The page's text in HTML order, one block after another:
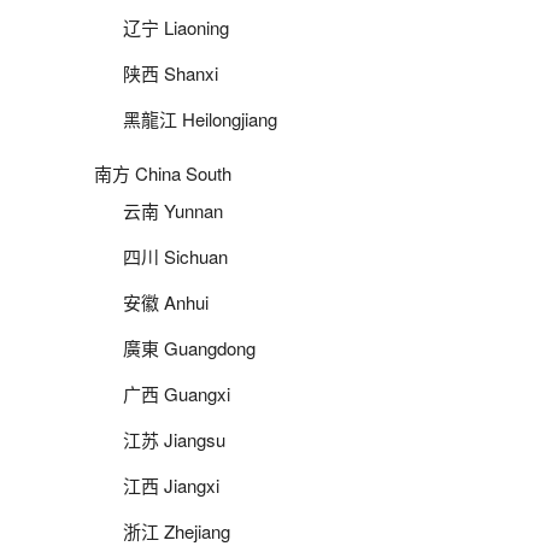
辽宁 Liaoning
陕西 Shanxi
黑龍江 Heilongjiang
南方 China South
云南 Yunnan
四川 Sichuan
安徽 Anhui
廣東 Guangdong
广西 Guangxi
江苏 Jiangsu
江西 Jiangxi
浙江 Zhejiang